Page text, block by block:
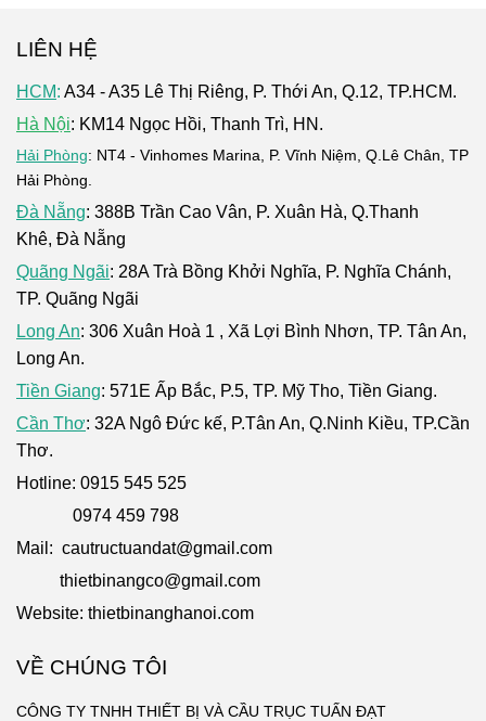
LIÊN HỆ
HCM: A34 - A35 Lê Thị Riêng, P. Thới An, Q.12, TP.HCM.
Hà Nội: KM14 Ngọc Hồi, Thanh Trì, HN.
Hải Phòng: NT4 - Vinhomes Marina, P. Vĩnh Niệm, Q.Lê Chân, TP
Hải Phòng.
Đà Nẵng: 388B Trần Cao Vân, P. Xuân Hà, Q.Thanh
Khê, Đà Nẵng
Quãng Ngãi: 28A Trà Bồng Khởi Nghĩa, P. Nghĩa Chánh,
TP. Quãng Ngãi
Long An: 306 Xuân Hoà 1 , Xã Lợi Bình Nhơn, TP. Tân An,
Long An.
Tiền Giang: 571E Ấp Bắc, P.5, TP. Mỹ Tho, Tiền Giang.
Cần Thơ: 32A Ngô Đức kế, P.Tân An, Q.Ninh Kiều, TP.Cần
Thơ.
Hotline: 0915 545 525
0974 459 798
Mail: cautructuandat@gmail.com
thietbinangco@gmail.com
Website: thietbinanghanoi.com
VỀ CHÚNG TÔI
CÔNG TY TNHH THIẾT BỊ VÀ CẦU TRỤC TUẤN ĐẠT